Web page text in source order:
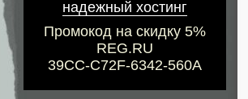
надежный хостинг
Промокод на скидку 5%
REG.RU
39CC-C72F-6342-560A